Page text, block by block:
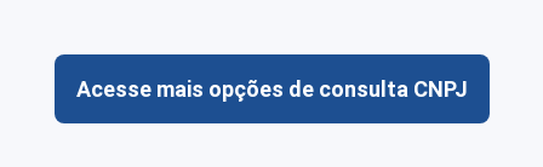
Acesse mais opções de consulta CNPJ